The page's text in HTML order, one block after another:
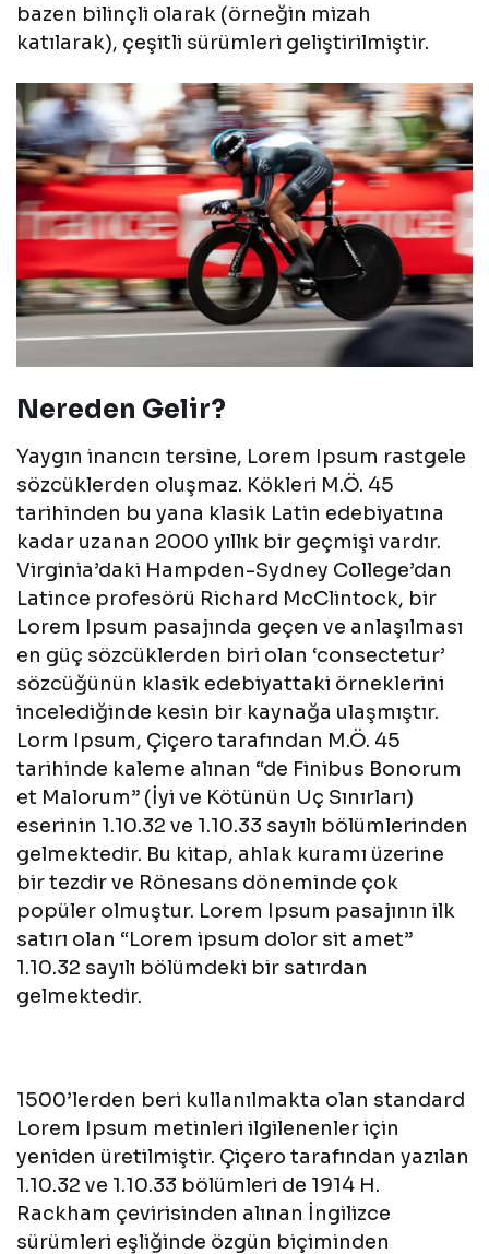
bazen bilinçli olarak (örneğin mizah
katılarak), çeşitli sürümleri geliştirilmiştir.
Nereden Gelir?
Yaygın inancın tersine, Lorem Ipsum rastgele
sözcüklerden oluşmaz. Kökleri M.Ö. 45
tarihinden bu yana klasik Latin edebiyatına
kadar uzanan 2000 yıllık bir geçmişi vardır.
Virginia’daki Hampden-Sydney College’dan
Latince profesörü Richard McClintock, bir
Lorem Ipsum pasajında geçen ve anlaşılması
en güç sözcüklerden biri olan ‘consectetur’
sözcüğünün klasik edebiyattaki örneklerini
incelediğinde kesin bir kaynağa ulaşmıştır.
Lorm Ipsum, Çiçero tarafından M.Ö. 45
tarihinde kaleme alınan “de Finibus Bonorum
et Malorum” (İyi ve Kötünün Uç Sınırları)
eserinin 1.10.32 ve 1.10.33 sayılı bölümlerinden
gelmektedir. Bu kitap, ahlak kuramı üzerine
bir tezdir ve Rönesans döneminde çok
popüler olmuştur. Lorem Ipsum pasajının ilk
satırı olan “Lorem ipsum dolor sit amet”
1.10.32 sayılı bölümdeki bir satırdan
gelmektedir.
1500’lerden beri kullanılmakta olan standard
Lorem Ipsum metinleri ilgilenenler için
yeniden üretilmiştir. Çiçero tarafından yazılan
1.10.32 ve 1.10.33 bölümleri de 1914 H.
Rackham çevirisinden alınan İngilizce
sürümleri eşliğinde özgün biçiminden